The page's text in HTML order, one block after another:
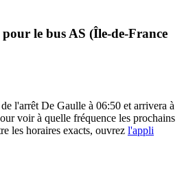
le bus AS (Île-de-France
l'arrêt De Gaulle à 06:50 et arrivera à
voir à quelle fréquence les prochains
les horaires exacts, ouvrez l'appli